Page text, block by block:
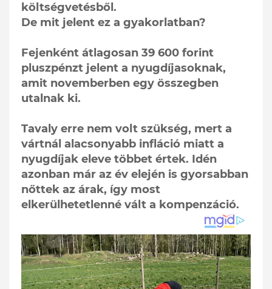
költségvetésből.
De mit jelent ez a gyakorlatban?
Fejenként átlagosan 39 600 forint
pluszpénzt jelent a nyugdíjasoknak,
amit novemberben egy összegben
utalnak ki.
Tavaly erre nem volt szükség, mert a
vártnál alacsonyabb infláció miatt a
nyugdíjak eleve többet értek. Idén
azonban már az év elején is gyorsabban
nőttek az árak, így most
elkerülhetetlenné vált a kompenzáció.